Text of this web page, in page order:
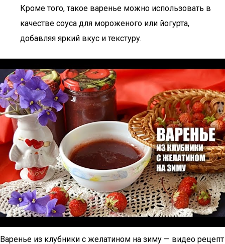
Кроме того, такое варенье можно использовать в
качестве соуса для мороженого или йогурта,
добавляя яркий вкус и текстуру.
Варенье из клубники с желатином на зиму — видео рецепт